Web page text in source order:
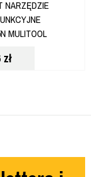
NARZĘDZIE
MULITOOL
zł